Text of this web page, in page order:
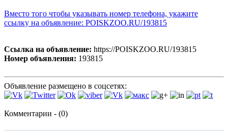
Вместо того чтобы указывать номер телефона, укажите
ссылку на объявление: POISKZOO.RU/193815
Ссылка на объявление: https://POISKZOO.RU/193815
Номер объявления: 193815
Объявление размещено в соцсетях:
Комментарии - (0)